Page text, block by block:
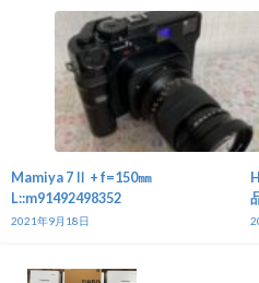
Mamiya 7Ⅱ + f=150㎜
L::m91492498352
2021年9月18日